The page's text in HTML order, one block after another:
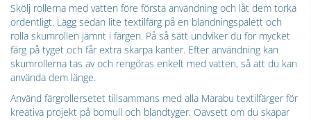
Skölj rollerna med vatten före första användning och låt dem torka
ordentligt. Lägg sedan lite textilfärg på en blandningspalett och
rolla skumrollen jämnt i färgen. På så sätt undviker du för mycket
färg på tyget och får extra skarpa kanter. Efter användning kan
skumrollerna tas av och rengöras enkelt med vatten, så att du kan
använda dem länge.
Använd färgrollersetet tillsammans med alla Marabu textilfärger för
kreativa projekt på bomull och blandtyger. Oavsett om du skapar